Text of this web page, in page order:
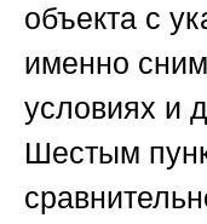
объекта с
именно
условиях и
Шестым